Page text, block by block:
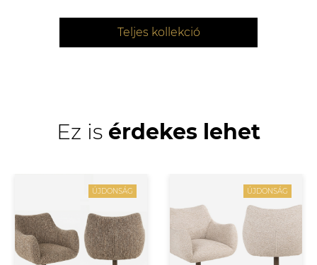
Teljes kollekció
Ez is érdekes lehet
ÚJDONSÁG ÚJDONSÁG